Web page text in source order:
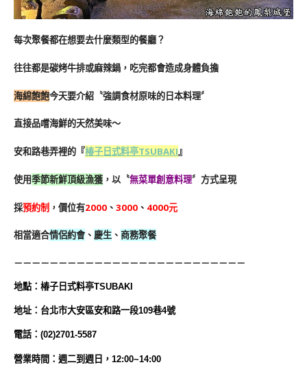
每次聚餐都在想要去什麼類型的餐廳？
往往都是碳烤牛排或麻辣鍋，吃完都會造成身體負擔
海綿飽飽今天要介紹〝強調食材原味的日本料理〞
直接品嚐海鮮的天然美味～
安和路巷弄裡的 『椿子日式料亭TSUBAKI』
使用季節新鮮頂級漁獲 ，以〝無菜單創意料理〞方式呈現
採預約制 ，價位有2000 、 3000 、 4000元
相當適合情侶約會、 慶生 、 商務聚餐
－－－－－－－－－－－－－－－－－－－－－－－－－－
地點： 椿子日式料亭TSUBAKI
地址：台北市大安區安和路一段109巷4號
電話：(02)2701-5587
營業時間： 週二到週日，12:00~14:00